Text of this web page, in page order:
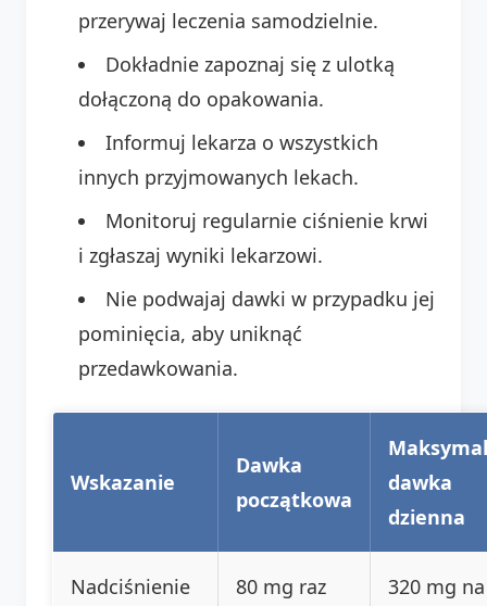
przerywaj leczenia samodzielnie.
Dokładnie zapoznaj się z ulotką
dołączoną do opakowania.
Informuj lekarza o wszystkich
innych przyjmowanych lekach.
Monitoruj regularnie ciśnienie krwi
i zgłaszaj wyniki lekarzowi.
Nie podwajaj dawki w przypadku jej
pominięcia, aby uniknąć
przedawkowania.
Wskazanie
Dawka
początkowa
dawka
dzienna
Nadciśnienie
80 mg raz
320 mg na